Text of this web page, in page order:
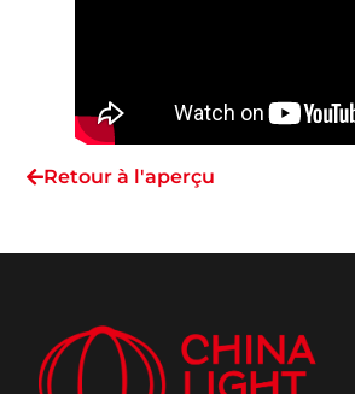
Retour à l'aperçu